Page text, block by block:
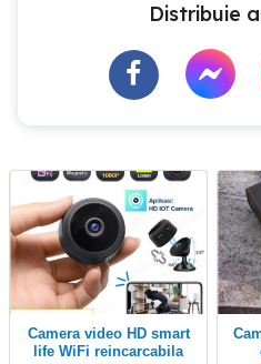
Distribuie
Camera video HD smart
life WiFi reincarcabila
Camera de filmat veche,